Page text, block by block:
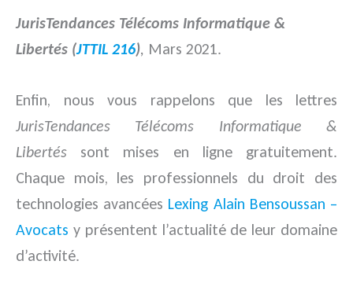
JurisTendances Télécoms Informatique &
Libertés (JTTIL 216), Mars 2021.
Enfin, nous vous rappelons que les lettres
JurisTendances Télécoms Informatique &
Libertés sont mises en ligne gratuitement.
Chaque mois, les professionnels du droit des
technologies avancées Lexing Alain Bensoussan –
Avocats y présentent l’actualité de leur domaine
d’activité.